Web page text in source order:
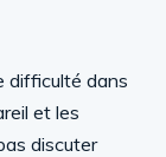
difficulté dans
et les
discuter